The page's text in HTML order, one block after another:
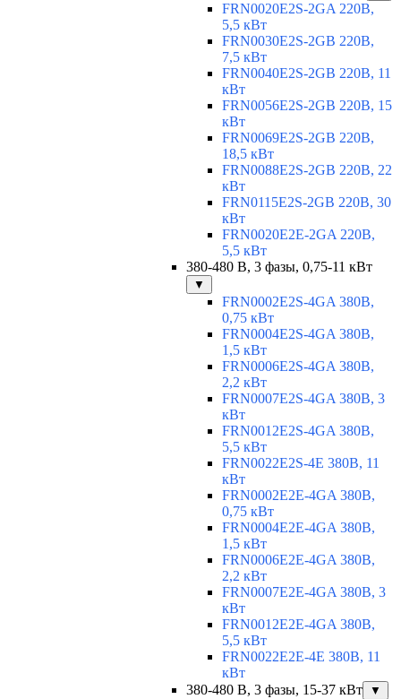
FRN0020E2S-2GA 220В,
5,5 кВт
FRN0030E2S-2GB 220В,
7,5 кВт
FRN0040E2S-2GB 220В, 11
кВт
FRN0056E2S-2GB 220В, 15
кВт
FRN0069E2S-2GB 220В,
18,5 кВт
FRN0088E2S-2GB 220В, 22
кВт
FRN0115E2S-2GB 220В, 30
кВт
FRN0020E2E-2GA 220В,
5,5 кВт
380-480 В, 3 фазы, 0,75-11 кВт
▼
FRN0002E2S-4GA 380В,
0,75 кВт
FRN0004E2S-4GA 380В,
1,5 кВт
FRN0006E2S-4GA 380В,
2,2 кВт
FRN0007E2S-4GA 380В, 3
кВт
FRN0012E2S-4GA 380В,
5,5 кВт
FRN0022E2S-4E 380В, 11
кВт
FRN0002E2E-4GA 380В,
0,75 кВт
FRN0004E2E-4GA 380В,
1,5 кВт
FRN0006E2E-4GA 380В,
2,2 кВт
FRN0007E2E-4GA 380В, 3
кВт
FRN0012E2E-4GA 380В,
5,5 кВт
FRN0022E2E-4E 380В, 11
кВт
380-480 В, 3 фазы, 15-37 кВт
▼